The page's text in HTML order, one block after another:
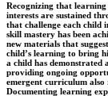
Recognizing that
interests are sustained
that challenge each child
skill mastery has been
new materials that
child’s learning to bring
a child has demonstrated
providing ongoing
emergent curriculum also
Documenting learning